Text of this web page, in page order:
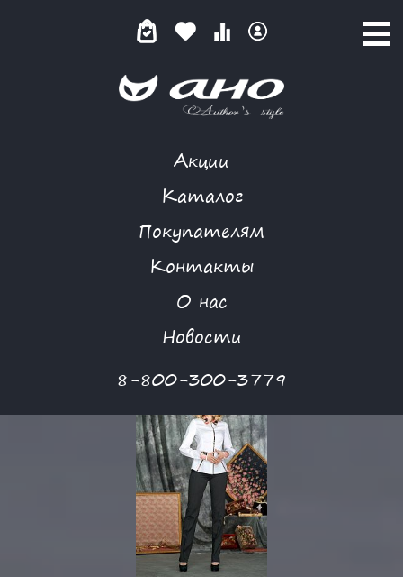
Акции
Каталог
Покупателям
Контакты
О нас
Новости
8-800-300-3779
NIYA